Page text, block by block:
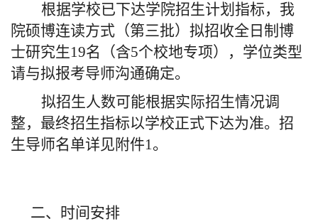
根据学校已下达学院招生计划指标，我
院硕博连读方式（第三批）拟招收全日制博
士研究生19名（含5个校地专项），学位类型
请与拟报考导师沟通确定。
拟招生人数可能根据实际招生情况调
整，最终招生指标以学校正式下达为准。招
生导师名单详见附件1。
二、时间安排